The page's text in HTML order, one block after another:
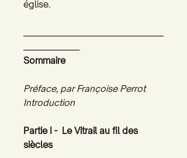
église.
Sommaire
Préface, par Françoise Perrot
Introduction
Partie I - Le Vitrail au fil des
siècles